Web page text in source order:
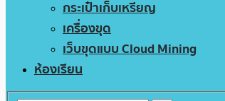
กระเป๋าเก็บเหรียญ
เครื่องขุด
เว็บขุดแบบ Cloud Mining
ห้องเรียน